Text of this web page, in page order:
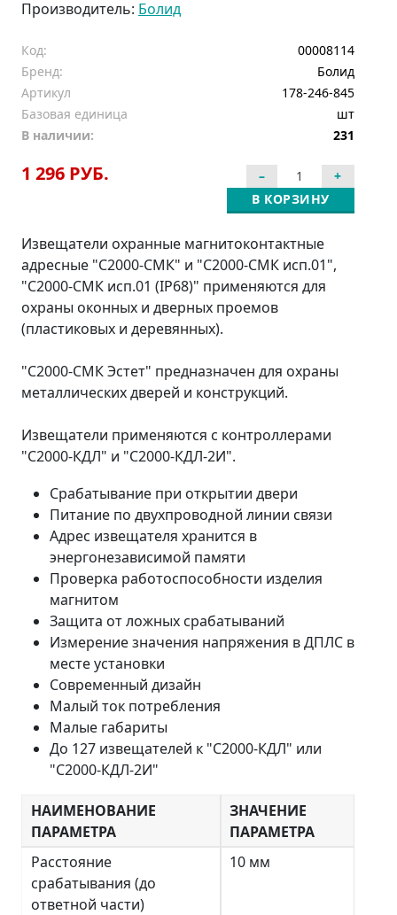
Производитель: Болид
Код:
00008114
Бренд:
Болид
Артикул
178-246-845
Базовая единица
шт
В наличии:
231
1 296 РУБ.
В КОРЗИНУ
Извещатели охранные магнитоконтактные
адресные "С2000-СМК" и "С2000-СМК исп.01",
"С2000-СМК исп.01 (IP68)" применяются для
охраны оконных и дверных проемов
(пластиковых и деревянных).
"С2000-СМК Эстет" предназначен для охраны
металлических дверей и конструкций.
Извещатели применяются с контроллерами
"С2000-КДЛ" и "С2000-КДЛ-2И".
Срабатывание при открытии двери
Питание по двухпроводной линии связи
Адрес извещателя хранится в
энергонезависимой памяти
Проверка работоспособности изделия
магнитом
Защита от ложных срабатываний
Измерение значения напряжения в ДПЛС в
месте установки
Современный дизайн
Малый ток потребления
Малые габариты
До 127 извещателей к "С2000-КДЛ" или
"С2000-КДЛ-2И"
НАИМЕНОВАНИЕ
ПАРАМЕТРА
ЗНАЧЕНИЕ
ПАРАМЕТРА
Расстояние
срабатывания (до
ответной части)
10 мм